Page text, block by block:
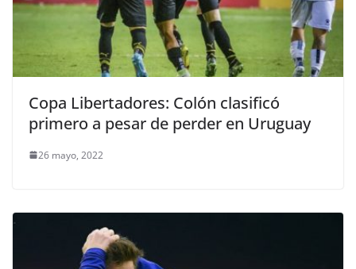
Copa Libertadores: Colón clasificó
primero a pesar de perder en Uruguay
26 mayo, 2022